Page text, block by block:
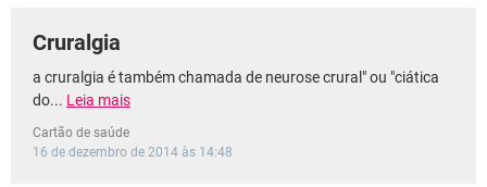
Cruralgia
a cruralgia é também chamada de neurose crural" ou "ciática
do... Leia mais
Cartão de saúde
16 de dezembro de 2014 às 14:48